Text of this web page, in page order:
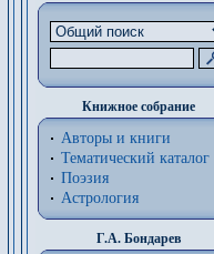
Книжное собрание
Авторы и книги
Тематический каталог
Поэзия
Астрология
Г.А. Бондарев